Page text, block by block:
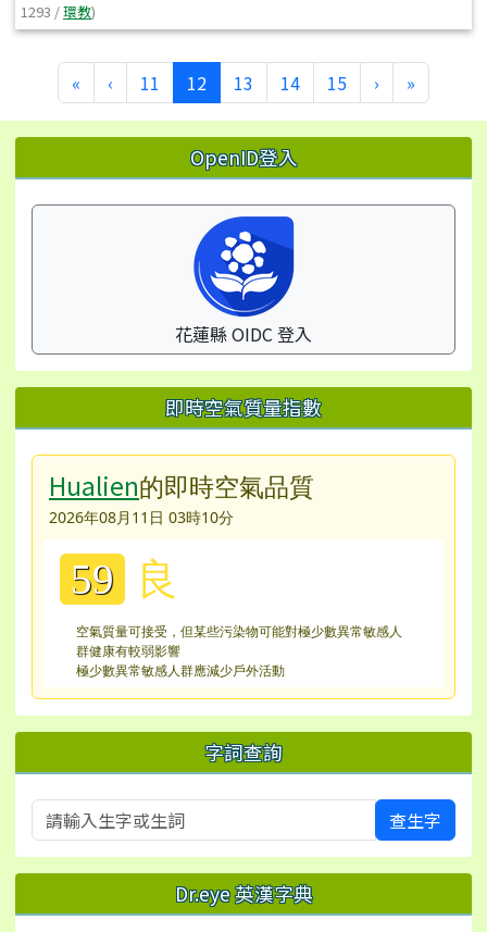
1293 /環教)
« 第一頁
‹ 上一頁
11 12(目前頁次)
13 14 15 › 下一頁
»
左邊區域內容 OpenID登入
花蓮縣 OIDC 登入
即時空氣質量指數
Hualien的即時空氣品質
2026年08月11日 03時10分
59 良
空氣質量可接受，但某些污染物可能對極少數異常敏感人
群健康有較弱影響
極少數異常敏感人群應減少戶外活動
字詞查詢
查生字
Dr.eye 英漢字典